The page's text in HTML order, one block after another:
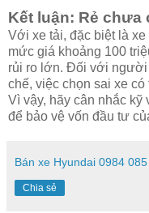
Kết luận: Rẻ chưa
Với xe tải, đặc biệt là
mức giá khoảng 100
rủi ro lớn. Đối với người
chế, việc chọn sai xe có
Vì vậy, hãy cân nhắc kỹ
để bảo vệ vốn đầu tư
Bán xe Hyundai 0984
Chia sẻ